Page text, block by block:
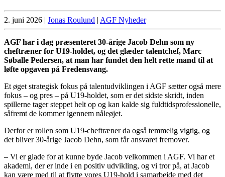
2. juni 2026 | Jonas Roulund | AGF Nyheder
AGF har i dag præsenteret 30-årige Jacob Dehn som ny
cheftræner for U19-holdet, og det glæder talentchef, Marc
Søballe Pedersen, at man har fundet den helt rette mand til at
løfte opgaven på Fredensvang.
Et øget strategisk fokus på talentudviklingen i AGF sætter også mere
fokus – og pres – på U19-holdet, som er det sidste skridt, inden
spillerne tager steppet helt op og kan kalde sig fuldtidsprofessionelle,
såfremt de kommer igennem nåleøjet.
Derfor er rollen som U19-cheftræner da også temmelig vigtig, og
det bliver 30-årige Jacob Dehn, som får ansvaret fremover.
– Vi er glade for at kunne byde Jacob velkommen i AGF. Vi har et
akademi, der er inde i en positiv udvikling, og vi tror på, at Jacob
kan være med til at flytte vores U19-hold i samarbejde med det